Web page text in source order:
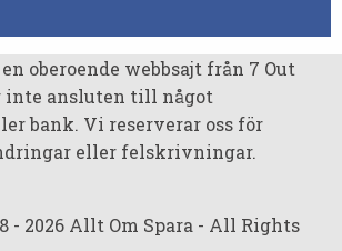
oberoende webbsajt från 7 Out
inte ansluten till något
bank. Vi reserverar oss för
eller felskrivningar.
- 2026 Allt Om Spara - All Rights